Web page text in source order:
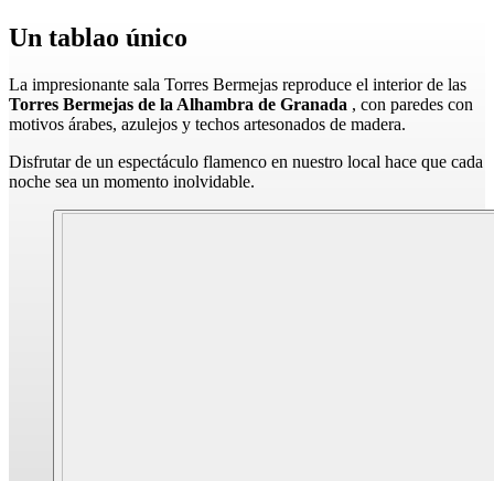
Un tablao único
La impresionante sala Torres Bermejas reproduce el interior de las
Torres Bermejas de la Alhambra de Granada , con paredes con
motivos árabes, azulejos y techos artesonados de madera.
Disfrutar de un espectáculo flamenco en nuestro local hace que cada
noche sea un momento inolvidable.